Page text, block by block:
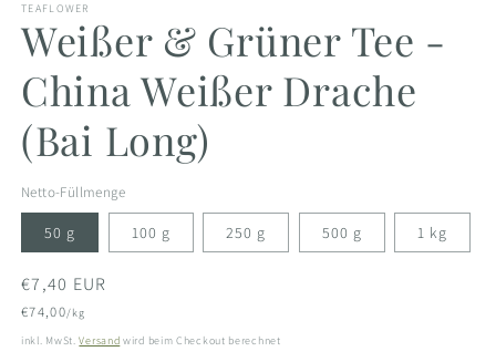
in
Modal
öffnen
TEAFLOWER
Weißer & Grüner Tee -
China Weißer Drache
(Bai Long)
Netto-Füllmenge
50 g 100 g 250 g 500 g 1 kg
Normaler
Preis
€7,40 EUR
€74,00/kg
inkl. MwSt.Versand wird beim Checkout berechnet